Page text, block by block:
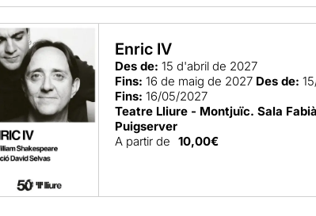
Enric IV
Des de: 15 d'abril de 2027
Fins: 16 de maig de 2027 Des de:
Fins: 16/05/2027
Teatre Lliure - Montjuïc. Sala Fabià
Puigserver
A partir de 10,00€